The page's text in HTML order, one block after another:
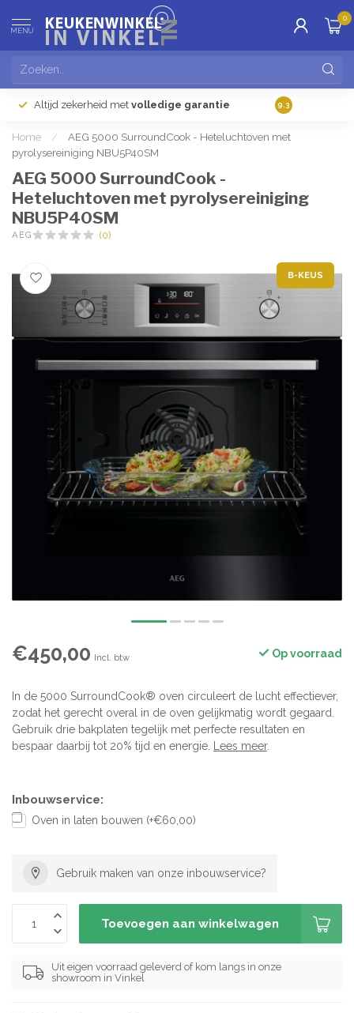
MENU
0
Altijd zekerheid met volledige garantie Gratis
9.3
Home /
AEG 5000 SurroundCook - Heteluchtoven met
pyrolysereiniging NBU5P40SM
AEG 5000 SurroundCook -
Heteluchtoven met pyrolysereiniging
NBU5P40SM
AEG (0)
B-KEUS
€450,00 Incl. btw Op voorraad
In de 5000 SurroundCook® oven circuleert de lucht effectiever,
zodat het gerecht overal in de oven gelijkmatig wordt gegaard.
Gebruik drie bakplaten tegelijk met perfecte resultaten en
bespaar daarbij tot 20% tijd en energie. Lees meer.
Inbouwservice:
Oven in laten bouwen (+€60,00)
Gebruik maken van onze inbouwservice?
Toevoegen aan winkelwagen
Uit eigen voorraad geleverd of kom langs in onze
showroom in Vinkel